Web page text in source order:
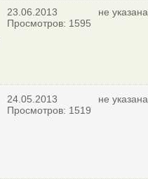
23.06.2013
Просмотров: 1595
не указана
24.05.2013
Просмотров: 1519
не указана